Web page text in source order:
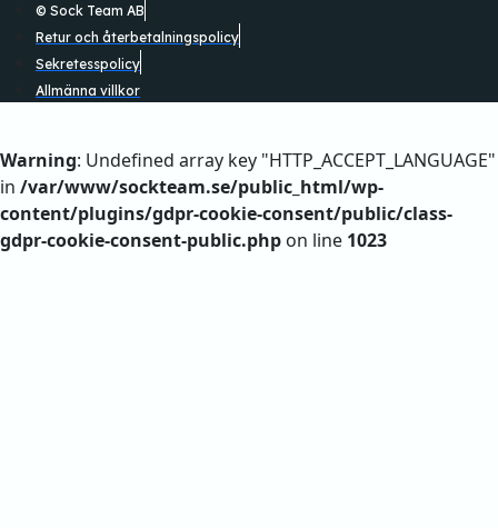
© Sock Team AB
Retur och återbetalningspolicy
Sekretesspolicy
Allmänna villkor
Warning: Undefined array key "HTTP_ACCEPT_LANGUAGE"
in /var/www/sockteam.se/public_html/wp-
content/plugins/gdpr-cookie-consent/public/class-
gdpr-cookie-consent-public.php on line 1023